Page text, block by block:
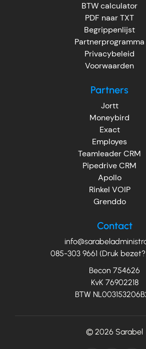
BTW calculator
PDF naar TXT
Begrippenlijst
Partnerprogramma
Privacybeleid
Voorwaarden
Partners
Jortt
Moneybird
Exact
Employes
Teamleader CRM
Pipedrive CRM
Apollo
Rinkel VOIP
Grenddo
Contact
085-303 9661 (Druk
Becon 754626
KvK 76902218
BTW
© 2026 Sarabel